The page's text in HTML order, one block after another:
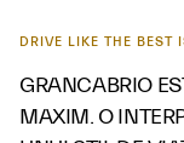
DRIVE LIKE THE BEST
GRANCABRIO
MAXIM. O